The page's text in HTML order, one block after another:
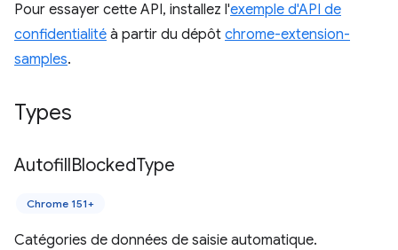
Pour essayer cette API, installez l'exemple d'API de
confidentialité à partir du dépôt chrome-extension-
samples.
Types
AutofillBlockedType
Chrome 151+
Catégories de données de saisie automatique.